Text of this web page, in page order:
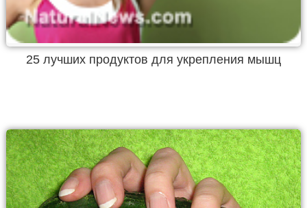
25 лучших продуктов для укрепления мышц